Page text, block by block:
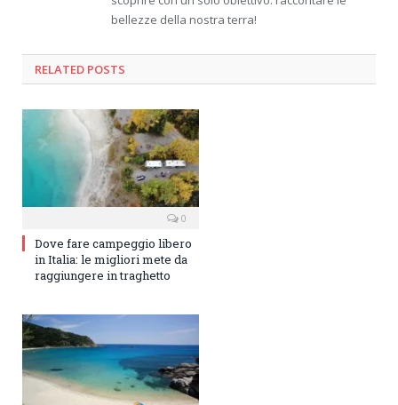
bellezze della nostra terra!
RELATED POSTS
0
Dove fare campeggio libero
in Italia: le migliori mete da
raggiungere in traghetto